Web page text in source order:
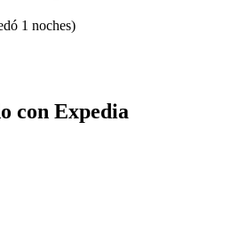
1 noches)
con Expedia